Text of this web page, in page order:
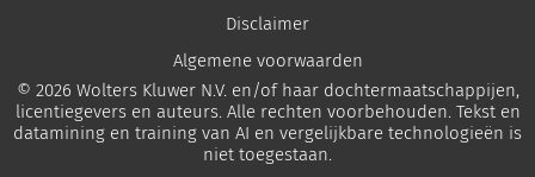
Disclaimer
Algemene voorwaarden
© 2026 Wolters Kluwer N.V. en/of haar dochtermaatschappijen,
licentiegevers en auteurs. Alle rechten voorbehouden. Tekst en
datamining en training van AI en vergelijkbare technologieën is
niet toegestaan.